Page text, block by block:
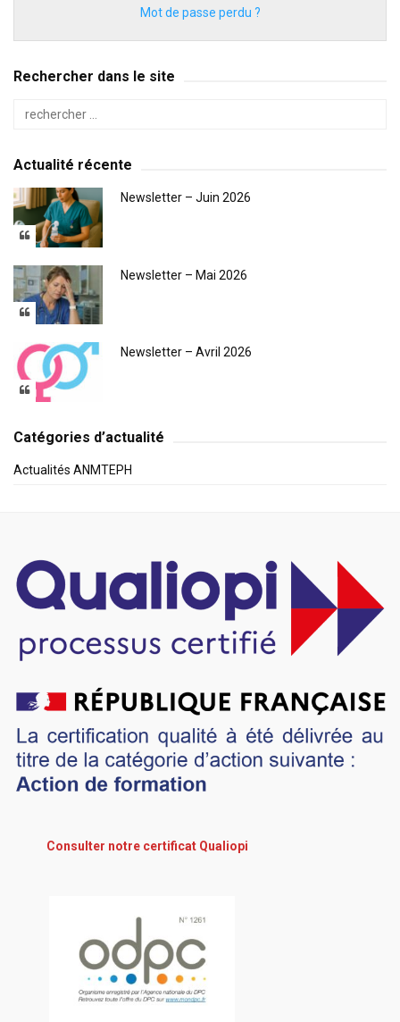
Mot de passe perdu ?
Rechercher dans le site
Actualité récente
Newsletter – Juin 2026
Newsletter – Mai 2026
Newsletter – Avril 2026
Catégories d’actualité
Actualités ANMTEPH
Consulter notre certificat Qualiopi